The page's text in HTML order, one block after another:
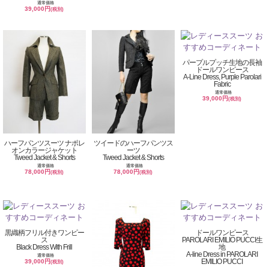
通常価格
39,000円(税別)
ハーフパンツスーツ ナポレ
オンカラージャケット
Tweed Jacket & Shorts
通常価格
78,000円(税別)
ツイードのハーフパンツス
ーツ
Tweed Jacket & Shorts
通常価格
78,000円(税別)
パープルプッチ生地の長袖
ドールワンピース
A-Line Dress, Purple Parolari
Fabric
通常価格
39,000円(税別)
黒織柄フリル付きワンピー
ス
Black Dress With Frill
通常価格
39,000円(税別)
ドールワンピース
PAROLARI EMILIO PUCCI生
地
A-line Dress in PAROLARI
EMILIO PUCCI